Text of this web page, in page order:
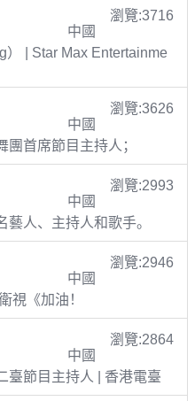
瀏覽:3716
中國
） | Star Max Entertainme
瀏覽:3626
中國
團首席節目主持人；
瀏覽:2993
中國
人、主持人和歌手。
瀏覽:2946
中國
視《加油！
瀏覽:2864
中國
臺節目主持人 | 香港電臺